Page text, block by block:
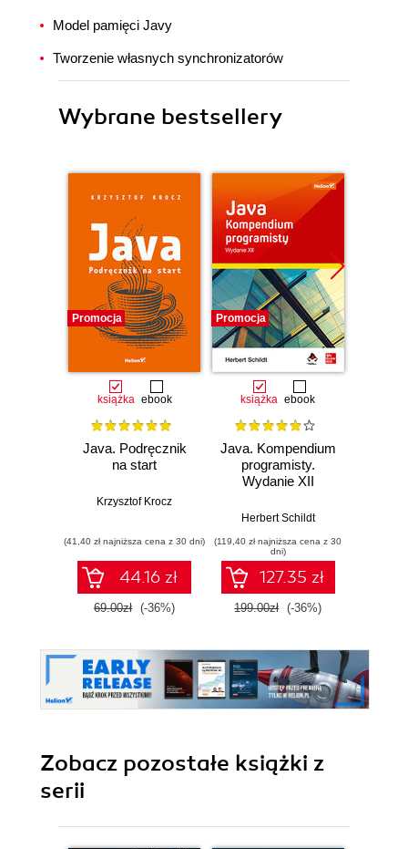
Model pamięci Javy
Tworzenie własnych synchronizatorów
Wybrane bestsellery
Promocja
książka ebook
Java. Podręcznik
na start
Krzysztof Krocz
(41,40 zł najniższa cena z 30 dni)
44.16 zł
69.00zł (-36%)
Promocja
książka ebook
Java. Kompendium
programisty.
Wydanie XII
Herbert Schildt
(119,40 zł najniższa cena z 30
dni)
127.35 zł
199.00zł (-36%)
Zobacz pozostałe książki z
serii